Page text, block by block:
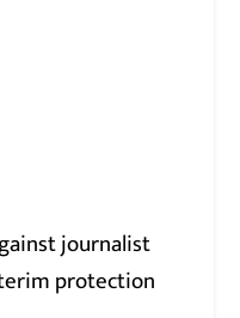
journalist
protection